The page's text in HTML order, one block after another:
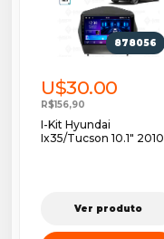
878056
U$30.00
R$156,90
I-Kit Hyundai
Ix35/Tucson 10.1" 2010
Ver produto